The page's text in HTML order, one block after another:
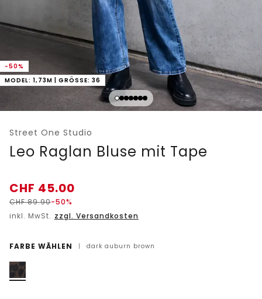
-50%
MODEL: 1,73M | GRÖSSE: 36
Street One Studio
Leo Raglan Bluse mit Tape
CHF 45.00
CHF89.90-50%
inkl. MwSt. zzgl. Versandkosten
FARBE WÄHLEN | dark auburn brown